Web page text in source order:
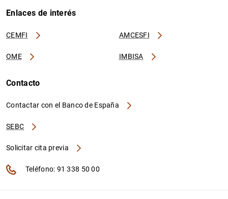
Enlaces de interés
CEMFI AMCESFI
OME IMBISA
Contacto
Contactar con el Banco de España
SEBC
Solicitar cita previa
Teléfono: 91 338 50 00